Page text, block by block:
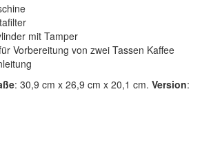
mit Tamper
Vorbereitung von zwei Tassen Kaffee
: 30,9 cm x 26,9 cm x 20,1 cm. Version: